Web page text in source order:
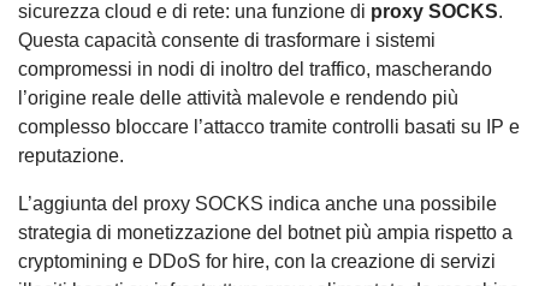
sicurezza cloud e di rete: una funzione di proxy SOCKS.
Questa capacità consente di trasformare i sistemi
compromessi in nodi di inoltro del traffico, mascherando
l’origine reale delle attività malevole e rendendo più
complesso bloccare l’attacco tramite controlli basati su IP e
reputazione.
L’aggiunta del proxy SOCKS indica anche una possibile
strategia di monetizzazione del botnet più ampia rispetto a
cryptomining e DDoS for hire, con la creazione di servizi